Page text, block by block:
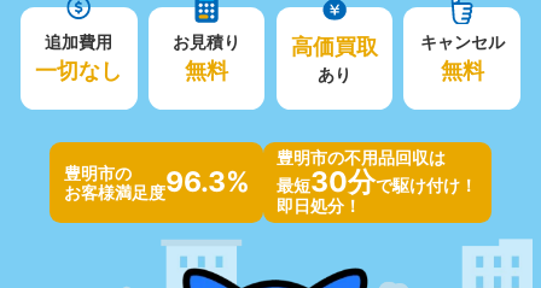
追加費用
一切なし
お見積り
無料
高価買取
あり
キャンセル
無料
豊明市の
お客様満足度96.3%
豊明市の不用品回収は
最短30分で駆け付け！
即日処分！